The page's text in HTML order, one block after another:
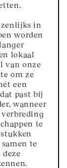
in
worden
lokaal
van onze
om ze
een
past bij
wanneer
te
te